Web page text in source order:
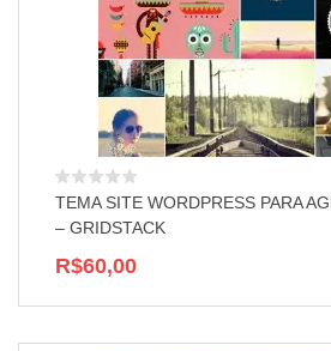
TEMA SITE WORDPRESS PARA
– GRIDSTACK
R$60,00